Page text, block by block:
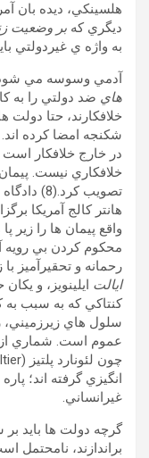
هلسينکي، ديده بان
ديگري که بر وضعيت
به واژه ي غيردولتي
آدمي وسوسه مي شود
هاي ضد دولتي را به
خلافکارند، حتا دولت
شکنجه امضا کرده اند.
در خارج خلافکار
خلافکاري نيست.
هانتر کالج آمريکا
واقع پيمان ها را زير
محکوم کردن بي رويه
رحمانه و تحقيرآميز با
ايالت ايلينويز، و
کنتاکي که به سبب به
سلول هاي زيرزميني،
عموم است. شماري از
انگيزي گرفته اند؛
غيرانساني.
گرچه دولت ها بايد
براندازند، نامحتمل